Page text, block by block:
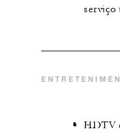
serviço
HDTV